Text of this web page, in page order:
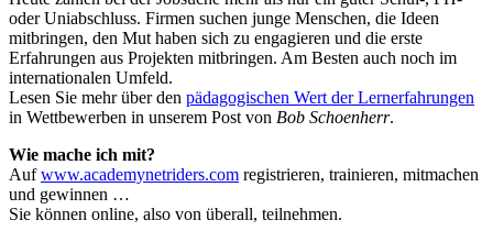
oder Uniabschluss. Firmen suchen junge Menschen, die Ideen
mitbringen, den Mut haben sich zu engagieren und die erste
Erfahrungen aus Projekten mitbringen. Am Besten auch noch im
internationalen Umfeld.
Lesen Sie mehr über den pädagogischen Wert der Lernerfahrungen
in Wettbewerben in unserem Post von Bob Schoenherr.
Wie mache ich mit?
Aufwww.academynetriders.com registrieren, trainieren, mitmachen
und gewinnen …
Sie können online, also von überall, teilnehmen.